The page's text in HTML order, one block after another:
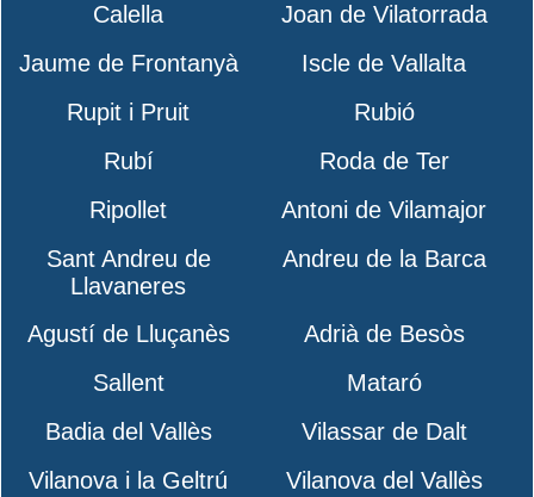
Calella
Joan de Vilatorrada
Jaume de Frontanyà
Iscle de Vallalta
Rupit i Pruit
Rubió
Rubí
Roda de Ter
Ripollet
Antoni de Vilamajor
Sant Andreu de
Llavaneres
Andreu de la Barca
Agustí de Lluçanès
Adrià de Besòs
Sallent
Mataró
Badia del Vallès
Vilassar de Dalt
Vilanova i la Geltrú
Vilanova del Vallès